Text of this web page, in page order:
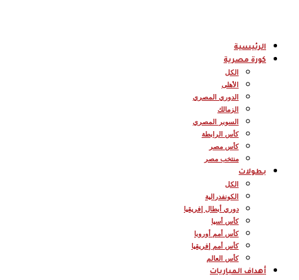
الرئيسية
كورة مصرية
الكل
الأهلى
الدوري المصري
الزمالك
السوبر المصري
كأس الرابطة
كأس مصر
منتخب مصر
بطولات
الكل
الكونفدرالية
دوري أبطال إفريقيا
كأس أسيا
كأس أمم أوروبا
كأس أمم إفريقيا
كأس العالم
أهداف المباريات